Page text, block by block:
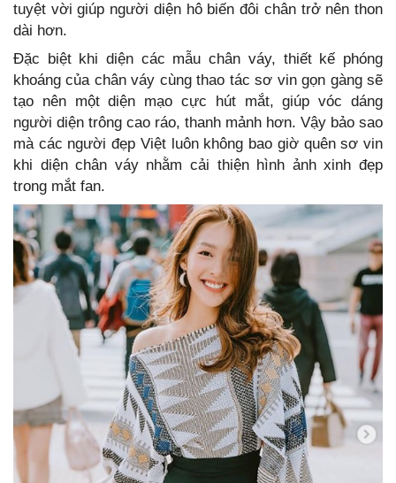
tuyệt vời giúp người diện hô biến đôi chân trở nên thon
dài hơn.
Đặc biệt khi diện các mẫu chân váy, thiết kế phóng
khoáng của chân váy cùng thao tác sơ vin gọn gàng sẽ
tạo nên một diện mạo cực hút mắt, giúp vóc dáng
người diện trông cao ráo, thanh mảnh hơn. Vậy bảo sao
mà các người đẹp Việt luôn không bao giờ quên sơ vin
khi diện chân váy nhằm cải thiện hình ảnh xinh đẹp
trong mắt fan.